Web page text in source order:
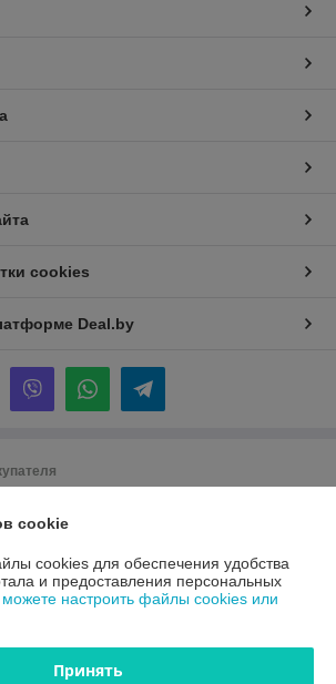
cookies
Deal.by
г. Минск, ул. Мележа, д.3, пом.109
ЕГР: 193360428
26.12.2019
cookie
cookies для обеспечения удобства
и предоставления персональных
настроить файлы cookies или
Принять